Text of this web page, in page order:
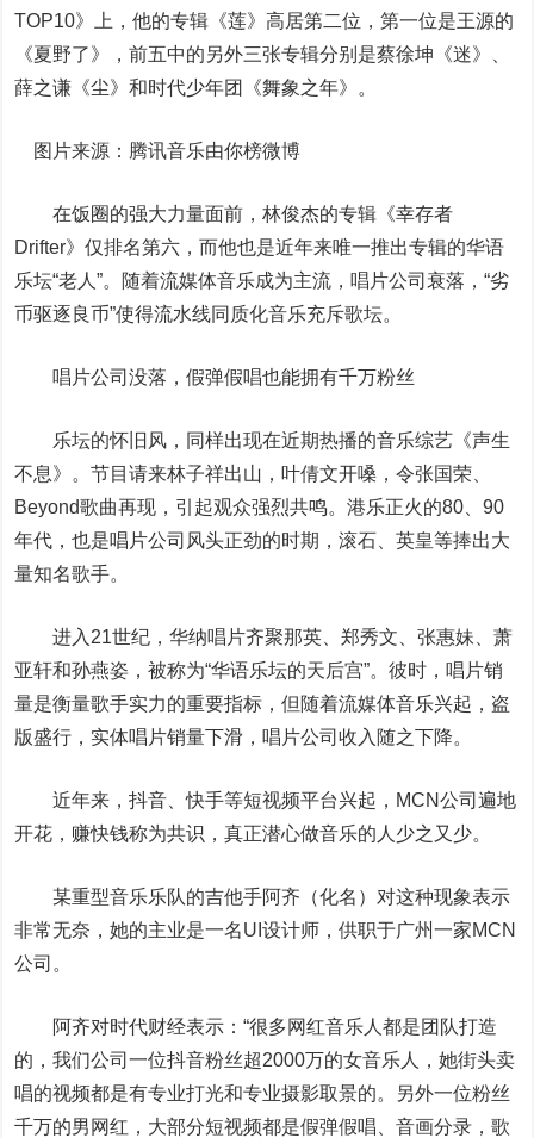
TOP10》上，他的专辑《莲》高居第二位，第一位是王源的
《夏野了》，前五中的另外三张专辑分别是蔡徐坤《迷》、
薛之谦《尘》和时代少年团《舞象之年》。
图片来源：腾讯音乐由你榜微博
在饭圈的强大力量面前，林俊杰的专辑《幸存者
Drifter》仅排名第六，而他也是近年来唯一推出专辑的华语
乐坛“老人”。随着流媒体音乐成为主流，唱片公司衰落，“劣
币驱逐良币”使得流水线同质化音乐充斥歌坛。
唱片公司没落，假弹假唱也能拥有千万粉丝
乐坛的怀旧风，同样出现在近期热播的音乐综艺《声生
不息》。节目请来林子祥出山，叶倩文开嗓，令张国荣、
Beyond歌曲再现，引起观众强烈共鸣。港乐正火的80、90
年代，也是唱片公司风头正劲的时期，滚石、英皇等捧出大
量知名歌手。
进入21世纪，华纳唱片齐聚那英、郑秀文、张惠妹、萧
亚轩和孙燕姿，被称为“华语乐坛的天后宫”。彼时，唱片销
量是衡量歌手实力的重要指标，但随着流媒体音乐兴起，盗
版盛行，实体唱片销量下滑，唱片公司收入随之下降。
近年来，抖音、快手等短视频平台兴起，MCN公司遍地
开花，赚快钱称为共识，真正潜心做音乐的人少之又少。
某重型音乐乐队的吉他手阿齐（化名）对这种现象表示
非常无奈，她的主业是一名UI设计师，供职于广州一家MCN
公司。
阿齐对时代财经表示：“很多网红音乐人都是团队打造
的，我们公司一位抖音粉丝超2000万的女音乐人，她街头卖
唱的视频都是有专业打光和专业摄影取景的。另外一位粉丝
千万的男网红，大部分短视频都是假弹假唱、音画分录，歌